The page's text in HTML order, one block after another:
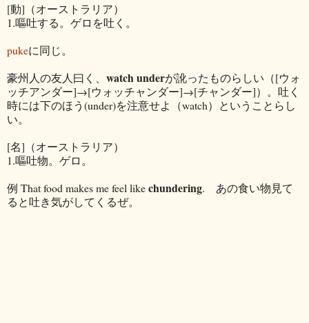
[動]（オーストラリア）
1.嘔吐する。ゲロを吐く。
pukeに同じ。
豪州人の友人曰く、 watch underが訛ったものらしい（[ウォ
ッチアンダー]→[ウォッチャンダー]→[チャンダー]）。吐く
時には下のほう(under)を注意せよ（watch）ということらし
い。
[名]（オーストラリア）
1.嘔吐物。ゲロ。
例 That food makes me feel likechundering. あの食い物見て
ると吐き気がしてくるぜ。